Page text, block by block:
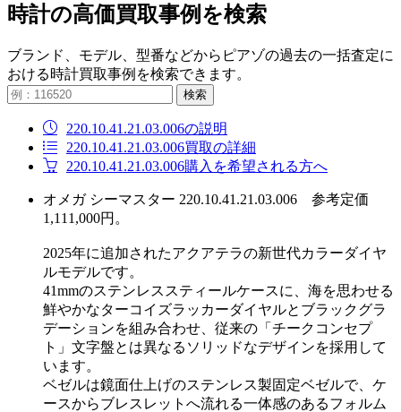
時計の高価買取事例を検索
ブランド、モデル、型番などからピアゾの過去の一括査定に
おける時計買取事例を検索できます。
検索
220.10.41.21.03.006の説明
220.10.41.21.03.006買取の詳細
220.10.41.21.03.006購入を希望される方へ
オメガ シーマスター 220.10.41.21.03.006 参考定価
1,111,000円。
2025年に追加されたアクアテラの新世代カラーダイヤ
ルモデルです。
41mmのステンレススティールケースに、海を思わせる
鮮やかなターコイズラッカーダイヤルとブラックグラ
デーションを組み合わせ、従来の「チークコンセプ
ト」文字盤とは異なるソリッドなデザインを採用して
います。
ベゼルは鏡面仕上げのステンレス製固定ベゼルで、ケ
ースからブレスレットへ流れる一体感のあるフォルム